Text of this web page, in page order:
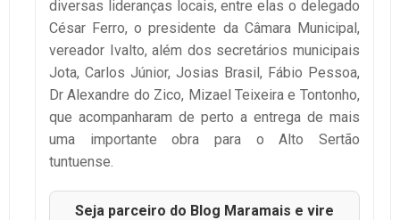
diversas lideranças locais, entre elas o delegado
César Ferro, o presidente da Câmara Municipal,
vereador Ivalto, além dos secretários municipais
Jota, Carlos Júnior, Josias Brasil, Fábio Pessoa,
Dr Alexandre do Zico, Mizael Teixeira e Tontonho,
que acompanharam de perto a entrega de mais
uma importante obra para o Alto Sertão
tuntuense.
Seja parceiro do Blog Maramais e vire